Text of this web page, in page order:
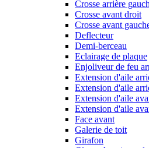
Crosse arrière
Crosse avant droit
Crosse avant
Deflecteur
Demi-berceau
Eclairage de plaque
Enjoliveur de feu
Extension d'aile
Extension d'aile
Extension d'aile
Extension d'aile
Face avant
Galerie de toit
Girafon